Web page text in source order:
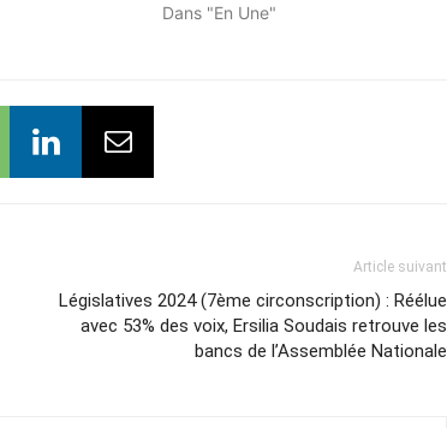
Dans "En Une"
Article suivant
Législatives 2024 (7ème circonscription) : Réélue
avec 53% des voix, Ersilia Soudais retrouve les
bancs de l’Assemblée Nationale